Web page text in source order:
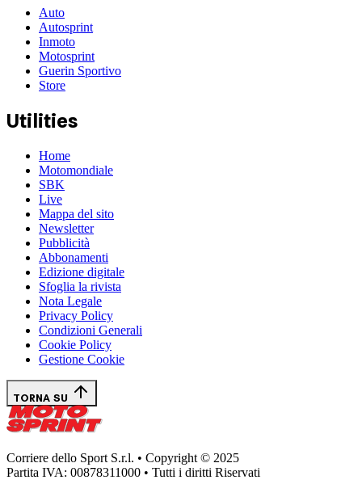
Auto
Autosprint
Inmoto
Motosprint
Guerin Sportivo
Store
Utilities
Home
Motomondiale
SBK
Live
Mappa del sito
Newsletter
Pubblicità
Abbonamenti
Edizione digitale
Sfoglia la rivista
Nota Legale
Privacy Policy
Condizioni Generali
Cookie Policy
Gestione Cookie
TORNA SU
Corriere dello Sport S.r.l. • Copyright © 2025
Partita IVA: 00878311000 • Tutti i diritti Riservati